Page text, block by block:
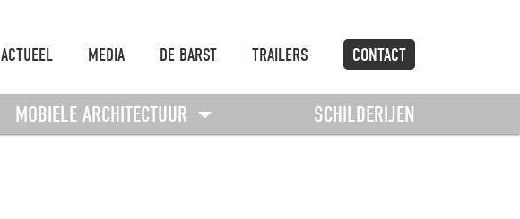
ACTUEEL MEDIA DE BARST TRAILERS CONTACT
MOBIELE ARCHITECTUUR SCHILDERIJEN